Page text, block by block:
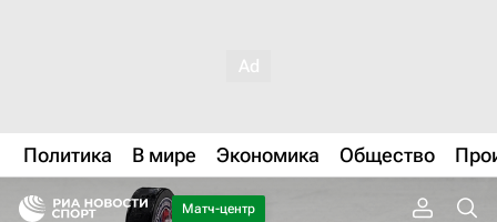
Политика В мире Экономика Общество
Матч-центр